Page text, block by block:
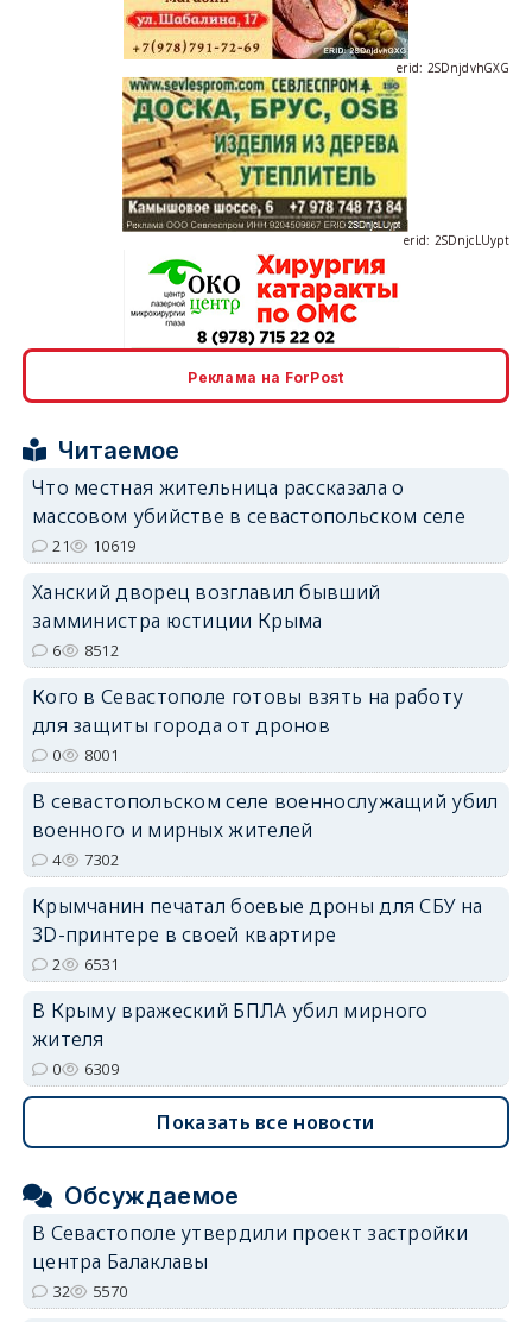
erid: 2SDnjdvhGXG
erid: 2SDnjcLUypt
Реклама на ForPost
Читаемое
Что местная жительница рассказала о
массовом убийстве в севастопольском селе
21 10619
Ханский дворец возглавил бывший
замминистра юстиции Крыма
6 8512
Кого в Севастополе готовы взять на работу
для защиты города от дронов
0 8001
В севастопольском селе военнослужащий убил
военного и мирных жителей
4 7302
Крымчанин печатал боевые дроны для СБУ на
3D-принтере в своей квартире
2 6531
В Крыму вражеский БПЛА убил мирного
жителя
0 6309
Показать все новости
Обсуждаемое
В Севастополе утвердили проект застройки
центра Балаклавы
32 5570